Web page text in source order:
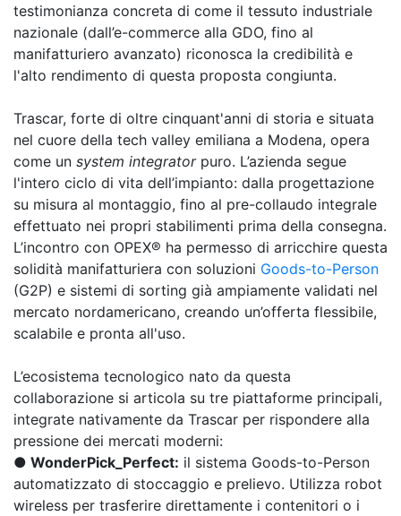
testimonianza concreta di come il tessuto industriale
nazionale (dall’e-commerce alla GDO, fino al
manifatturiero avanzato) riconosca la credibilità e
l'alto rendimento di questa proposta congiunta.
Trascar, forte di oltre cinquant'anni di storia e situata
nel cuore della tech valley emiliana a Modena, opera
come un system integratorpuro. L’azienda segue
l'intero ciclo di vita dell’impianto: dalla progettazione
su misura al montaggio, fino al pre-collaudo integrale
effettuato nei propri stabilimenti prima della consegna.
L’incontro con OPEX® ha permesso di arricchire questa
solidità manifatturiera con soluzioni Goods-to-Person
(G2P) e sistemi di sorting già ampiamente validati nel
mercato nordamericano, creando un’offerta flessibile,
scalabile e pronta all'uso.
L’ecosistema tecnologico nato da questa
collaborazione si articola su tre piattaforme principali,
integrate nativamente da Trascar per rispondere alla
pressione dei mercati moderni:
● WonderPick_Perfect: il sistema Goods-to-Person
automatizzato di stoccaggio e prelievo. Utilizza robot
wireless per trasferire direttamente i contenitori o i